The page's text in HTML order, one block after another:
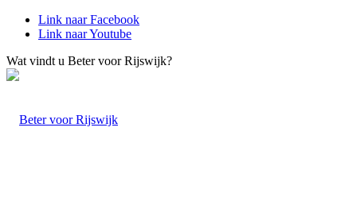
Link naar Facebook
Link naar Youtube
Wat vindt u Beter voor Rijswijk?